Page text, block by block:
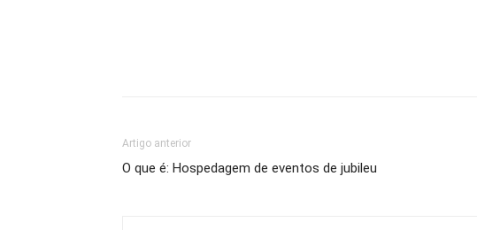
Artigo anterior
O que é: Hospedagem de eventos de jubileu